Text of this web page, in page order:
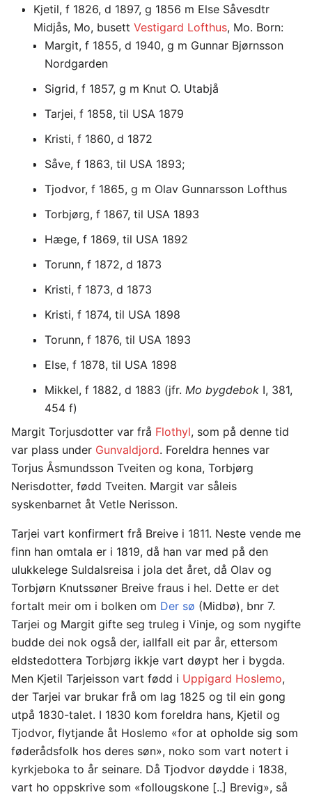
Kjetil, f 1826, d 1897, g 1856 m Else Såvesdtr
Midjås, Mo, busett Vestigard Lofthus, Mo. Born:
Margit, f 1855, d 1940, g m Gunnar Bjørnsson
Nordgarden
Sigrid, f 1857, g m Knut O. Utabjå
Tarjei, f 1858, til USA 1879
Kristi, f 1860, d 1872
Såve, f 1863, til USA 1893;
Tjodvor, f 1865, g m Olav Gunnarsson Lofthus
Torbjørg, f 1867, til USA 1893
Hæge, f 1869, til USA 1892
Torunn, f 1872, d 1873
Kristi, f 1873, d 1873
Kristi, f 1874, til USA 1898
Torunn, f 1876, til USA 1893
Else, f 1878, til USA 1898
Mikkel, f 1882, d 1883 (jfr. Mo bygdebok I, 381,
454 f)
Margit Torjusdotter var frå Flothyl, som på denne tid
var plass under Gunvaldjord. Foreldra hennes var
Torjus Åsmundsson Tveiten og kona, Torbjørg
Nerisdotter, fødd Tveiten. Margit var såleis
syskenbarnet åt Vetle Nerisson.
Tarjei vart konfirmert frå Breive i 1811. Neste vende me
finn han omtala er i 1819, då han var med på den
ulukkelege Suldalsreisa i jola det året, då Olav og
Torbjørn Knutssøner Breive fraus i hel. Dette er det
fortalt meir om i bolken om Der sø (Midbø), bnr 7.
Tarjei og Margit gifte seg truleg i Vinje, og som nygifte
budde dei nok også der, iallfall eit par år, ettersom
eldstedottera Torbjørg ikkje vart døypt her i bygda.
Men Kjetil Tarjeisson vart fødd i Uppigard Hoslemo,
der Tarjei var brukar frå om lag 1825 og til ein gong
utpå 1830-talet. I 1830 kom foreldra hans, Kjetil og
Tjodvor, flytjande åt Hoslemo «for at opholde sig som
føderådsfolk hos deres søn», noko som vart notert i
kyrkjeboka to år seinare. Då Tjodvor døydde i 1838,
vart ho oppskrive som «follougskone [..] Brevig», så